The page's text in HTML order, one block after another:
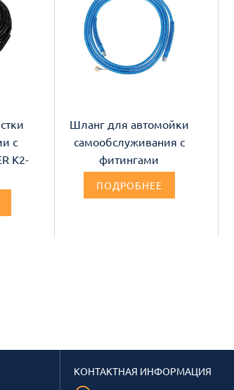
с
K2-
Шланг для автомойки
самообслуживания с
фитингами
ПОДРОБНЕЕ
КОНТАКТНАЯ ИНФОРМАЦИЯ